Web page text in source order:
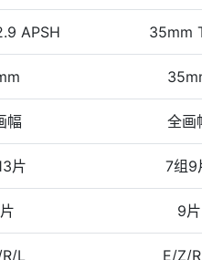
APSH 35mm
幅 全画
片 7组9
9片
L E/Z/